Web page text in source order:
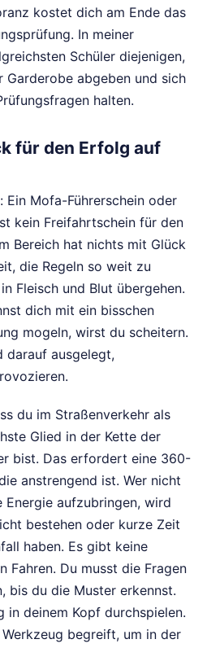
kostet dich am Ende das
In meiner
Schüler diejenigen,
Garderobe abgeben und sich
halten.
für den Erfolg auf
Ein Mofa-Führerschein oder
kein Freifahrtschein für den
Bereich hat nichts mit Glück
die Regeln so weit zu
Fleisch und Blut übergehen.
dich mit ein bisschen
mogeln, wirst du scheitern.
darauf ausgelegt,
du im Straßenverkehr als
Glied in der Kette der
bist. Das erfordert eine 360-
anstrengend ist. Wer nicht
aufzubringen, wird
bestehen oder kurze Zeit
haben. Es gibt keine
Fahren. Du musst die Fragen
bis du die Muster erkennst.
in deinem Kopf durchspielen.
begreift, um in der